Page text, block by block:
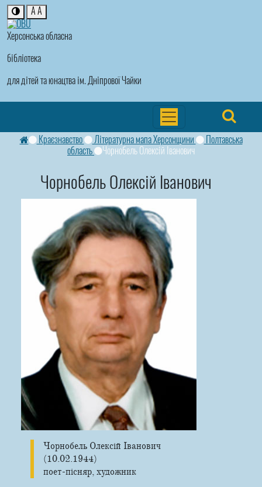
Херсонська обласна
бібліотека
для дітей та юнацтва ім. Дніпрової Чайки
A A
Краєзнавство Літературна мапа Херсонщини
Полтавська
область
Чорнобель Олексій Іванович
Чорнобель Олексій Іванович
Чорнобель Олексій Іванович
(10.02.1944)
поет-пісняр, художник